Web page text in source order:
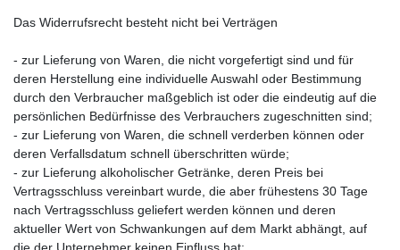
Das Widerrufsrecht besteht nicht bei Verträgen
- zur Lieferung von Waren, die nicht vorgefertigt sind und für
deren Herstellung eine individuelle Auswahl oder Bestimmung
durch den Verbraucher maßgeblich ist oder die eindeutig auf die
persönlichen Bedürfnisse des Verbrauchers zugeschnitten sind;
- zur Lieferung von Waren, die schnell verderben können oder
deren Verfallsdatum schnell überschritten würde;
- zur Lieferung alkoholischer Getränke, deren Preis bei
Vertragsschluss vereinbart wurde, die aber frühestens 30 Tage
nach Vertragsschluss geliefert werden können und deren
aktueller Wert von Schwankungen auf dem Markt abhängt, auf
die der Unternehmer keinen Einfluss hat;